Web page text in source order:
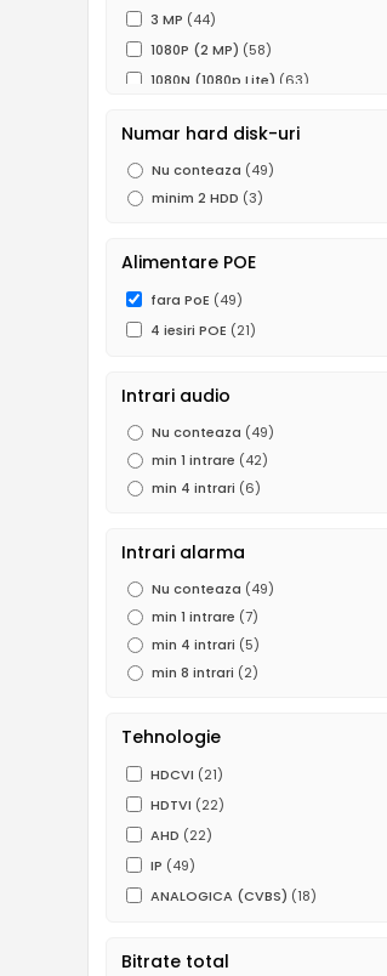
3 MP (44)
1080P (2 MP) (58)
1080N (1080p Lite) (63)
720P (1MP) (52)
960H (0.5 MP)(37)
D1(2)
Numar hard disk-uri
Nu conteaza (49)
minim 2 HDD (3)
Alimentare POE
fara PoE (49)
4 iesiri POE (21)
Intrari audio
Nu conteaza (49)
min 1 intrare (42)
min 4 intrari (6)
Intrari alarma
Nu conteaza (49)
min 1 intrare (7)
min 4 intrari (5)
min 8 intrari (2)
Tehnologie
HDCVI (21)
HDTVI (22)
AHD (22)
IP (49)
ANALOGICA (CVBS) (18)
Bitrate total